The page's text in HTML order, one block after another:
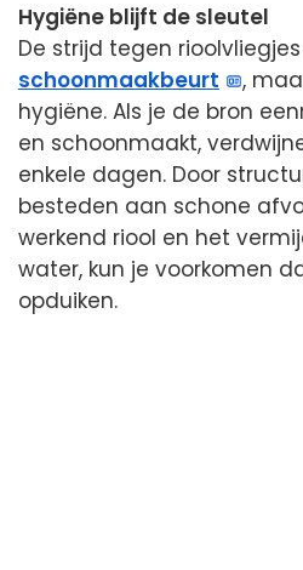
Hygiëne blijft de sleutel
De strijd tegen
schoonmaakbeurt
,
hygiëne. Als je de bron
en schoonmaakt,
enkele dagen. Door
besteden aan schone
werkend riool en het
water, kun je voorkomen
opduiken.